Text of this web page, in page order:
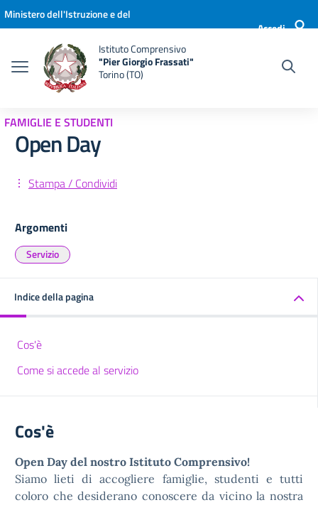
Vai ai contenuti
Vai al menu di navigazione
Vai al footer
Ministero dell'Istruzione e del
Accedi
Istituto Comprensivo
"Pier Giorgio Frassati"
Torino (TO)
FAMIGLIE E STUDENTI
Open Day
Stampa / Condividi
Argomenti
Servizio
Indice della pagina
Cos'è
Come si accede al servizio
Cos'è
Open Day del nostro Istituto Comprensivo!
Siamo lieti di accogliere famiglie, studenti e tutti
coloro che desiderano conoscere da vicino la nostra